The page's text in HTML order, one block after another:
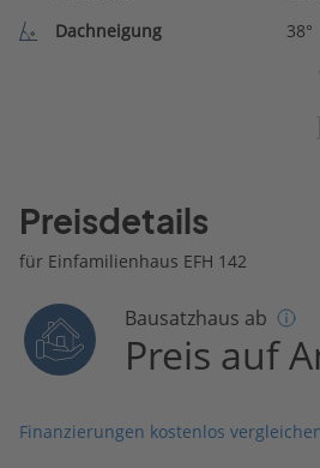
Dachneigung
38°
Preisdetails
für Einfamilienhaus EFH 142
Bausatzhaus ab
Preis auf
Finanzierungen kostenlos